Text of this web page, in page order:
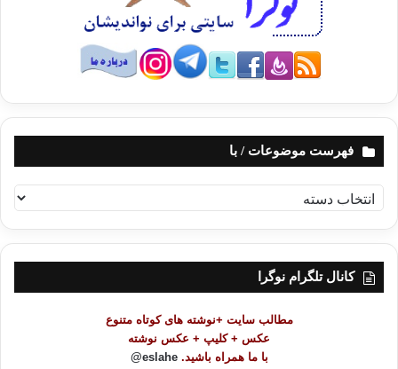
فهرست موضوعات / با
ه
ر
کانال تلگرام نوگرا
مطالب سایت +نوشته های کوتاه متنوع
عکس + کلیپ + عکس نوشته
با ما همراه باشید. eslahe@